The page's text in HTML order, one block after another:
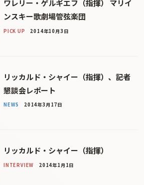
ワレリー・ゲルギエフ（指揮） マリイ
ンスキー歌劇場管弦楽団
PICK UP 2014年10月3日
リッカルド・シャイー（指揮）、記者
懇談会レポート
NEWS 2014年3月17日
リッカルド・シャイー（指揮）
INTERVIEW 2014年1月1日